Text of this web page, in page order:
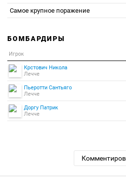
Самое крупное поражение
БОМБАРДИРЫ
Игрок
Крстович Никола
Лечче
Пьеротти Сантьяго
Лечче
Доргу Патрик
Лечче